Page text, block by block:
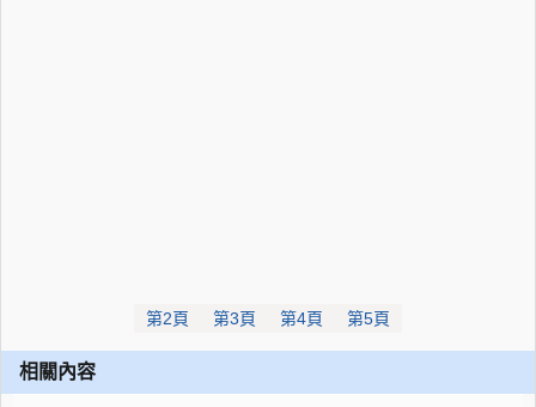
第2頁 第3頁 第4頁 第5頁
相關內容